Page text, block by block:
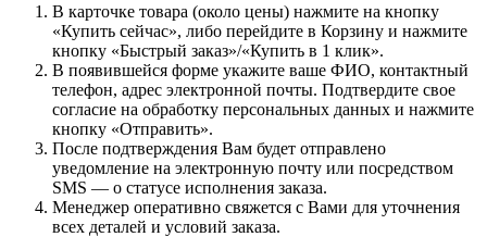
В карточке товара (около цены) нажмите на кнопку
«Купить сейчас», либо перейдите в Корзину и нажмите
кнопку «Быстрый заказ»/«Купить в 1 клик».
В появившейся форме укажите ваше ФИО, контактный
телефон, адрес электронной почты. Подтвердите свое
согласие на обработку персональных данных и нажмите
кнопку «Отправить».
После подтверждения Вам будет отправлено
уведомление на электронную почту или посредством
SMS — о статусе исполнения заказа.
Менеджер оперативно свяжется с Вами для уточнения
всех деталей и условий заказа.